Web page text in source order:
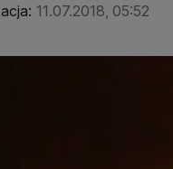
11.07.2018, 05:52